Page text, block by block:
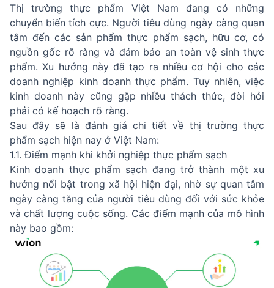
Thị trường thực phẩm Việt Nam đang có những
chuyển biến tích cực. Người tiêu dùng ngày càng quan
tâm đến các sản phẩm thực phẩm sạch, hữu cơ, có
nguồn gốc rõ ràng và đảm bảo an toàn vệ sinh thực
phẩm. Xu hướng này đã tạo ra nhiều cơ hội cho các
doanh nghiệp kinh doanh thực phẩm. Tuy nhiên, việc
kinh doanh này cũng gặp nhiều thách thức, đòi hỏi
phải có kế hoạch rõ ràng.
Sau đây sẽ là đánh giá chi tiết về thị trường thực
phẩm sạch hiện nay ở Việt Nam:
1.1. Điểm mạnh khi khởi nghiệp thực phẩm sạch
Kinh doanh thực phẩm sạch đang trở thành một xu
hướng nổi bật trong xã hội hiện đại, nhờ sự quan tâm
ngày càng tăng của người tiêu dùng đối với sức khỏe
và chất lượng cuộc sống. Các điểm mạnh của mô hình
này bao gồm: